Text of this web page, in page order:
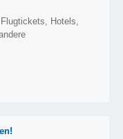
Hotels,